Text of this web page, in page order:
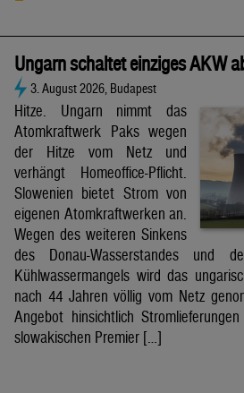
Ungarn schaltet einziges AKW
3. August 2026, Budapest
Hitze. Ungarn nimmt das
Atomkraftwerk Paks wegen
der Hitze vom Netz und
verhängt Homeoffice-Pflicht.
Slowenien bietet Strom von
eigenen Atomkraftwerken an.
Wegen des weiteren Sinkens
des Donau-Wasserstandes und
Kühlwassermangels wird das
nach 44 Jahren völlig vom Netz
Angebot hinsichtlich
slowakischen Premier […]